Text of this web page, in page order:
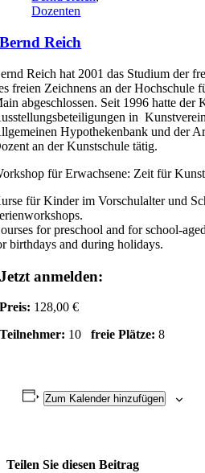
Dozenten
Bernd Reich
Reich hat 2001 das Studium der
freien Zeichnens an der Hochschule
abgeschlossen. Seit 1996 hatte der
in
Hypothekenbank und der
an der Kunstschule tätig.
für Erwachsene: Zeit für
für Kinder im Vorschulalter und
for preschool and for school-
birthdays and during holidays.
Jetzt anmelden:
Preis: 128,00 €
Teilnehmer: 10freie Plätze: 8
Zum Kalender hinzufügen
Teilen Sie diesen Beitrag